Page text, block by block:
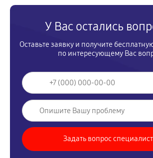
У Вас остались
Оставьте заявку и получите
по интересующему Вас